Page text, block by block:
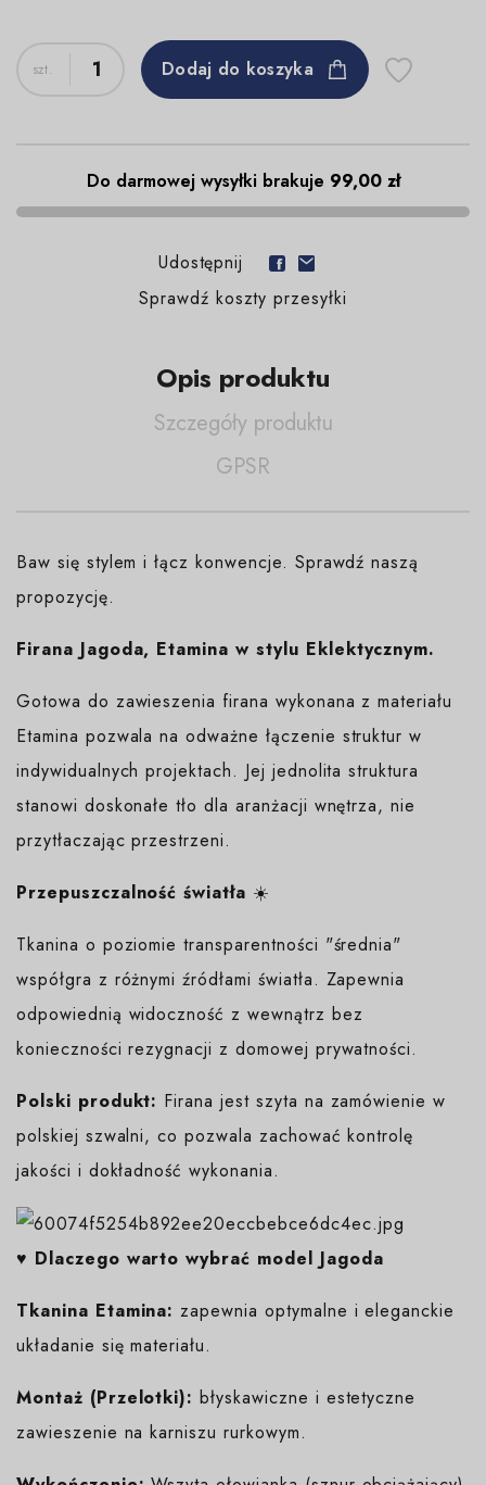
Dodaj do koszyka
Do darmowej wysyłki brakuje 99,00 zł
Udostępnij
Sprawdź koszty przesyłki
Opis produktu
Szczegóły produktu
GPSR
Baw się stylem i łącz konwencje. Sprawdź naszą
propozycję.
Firana Jagoda, Etamina w stylu Eklektycznym.
Gotowa do zawieszenia firana wykonana z materiału
Etamina pozwala na odważne łączenie struktur w
indywidualnych projektach. Jej jednolita struktura
stanowi doskonałe tło dla aranżacji wnętrza, nie
przytłaczając przestrzeni.
Przepuszczalność światła ☀️
Tkanina o poziomie transparentności "średnia"
współgra z różnymi źródłami światła. Zapewnia
odpowiednią widoczność z wewnątrz bez
konieczności rezygnacji z domowej prywatności.
Polski produkt: Firana jest szyta na zamówienie w
polskiej szwalni, co pozwala zachować kontrolę
jakości i dokładność wykonania.
♥️ Dlaczego warto wybrać model Jagoda
Tkanina Etamina: zapewnia optymalne i eleganckie
układanie się materiału.
Montaż (Przelotki): błyskawiczne i estetyczne
zawieszenie na karniszu rurkowym.